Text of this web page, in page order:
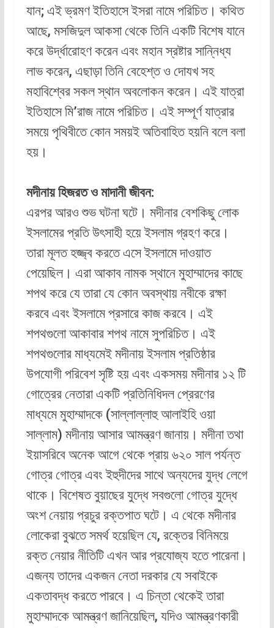
যান; এই ভ্রমণ ইতিহাসে ইসরা নামে পরিচিত। কথিত
আছে, মসজিদুল আকসা থেকে তিনি একটি বিশেষ যানে
করে উর্দ্ধারোহণ করেন এবং মহান স্রষ্টার সান্নিধ্য
লাভ করেন, এছাড়া তিনি বেহেশ্‌ত ও দোযখ সহ
মহাবিশ্বের সকল স্থান অবলোকন করেন। এই যাত্রা
ইতিহাসে মি’রাজ নামে পরিচিত। এই সম্পূর্ণ যাত্রার
সময়ে পৃথিবীতে কোন সময়ই অতিবাহিত হয়নি বলে বলা
হয়।
মদীনায় হিজরত ও মাদানী জীবন:
এরপর আরও শুভ ঘটনা ঘটে। মদীনার বেশকিছু লোক
ইসলামের প্রতি উৎসাহী হয়ে ইসলাম গ্রহণ করে।
তারা মূলত হজ্জ্ব করতে এসে ইসলামে দাওয়াত
পেয়েছিল। এরা আকাব নামক স্থানে মুহাম্মাদের কাছে
শপথ করে যে তারা যে কোন অবস্থায় নবীকে রক্ষা
করবে এবং ইসলামে প্রসারে কাজ করবে। এই
শপথগুলো আকাবার শপথ নামে সুপরিচিত। এই
শপথগুলোর মাধ্যমেই মদীনায় ইসলাম প্রতিষ্ঠার
উপযোগী পরিবেশ সৃষ্টি হয় এবং একসময় মদীনার ১২ টি
গোত্রের নেতারা একটি প্রতিনিধিদল প্রেরণের
মাধ্যমে মুহাম্মাদকে (সাল্লাল্লাহু আলাইহি ওয়া
সাল্লাম) মদীনায় আসার আমন্ত্রণ জানায়। মদীনা তথা
ইয়াসরিবে অনেক আগে থেকে প্রায় ৬২০ সাল পর্যন্ত
গোত্র গোত্র এবং ইহুদীদের সাথে অন্যদের যুদ্ধ লেগে
থাকে। বিশেষত বুয়াছের যুদ্ধে সবগুলো গোত্র যুদ্ধে
অংশ নেয়ায় প্রচুর রক্তপাত ঘটে। এ থেকে মদীনার
লোকেরা বুঝতে সমর্থ হয়েছিল যে, রক্তের বিনিময়ে
রক্ত নেয়ার নীতিটি এখন আর প্রযোজ্য হতে পারেনা।
এজন্য তাদের একজন নেতা দরকার যে সবাইকে
একতাবদ্ধ করতে পারবে। এ চিন্তা থেকেই তারা
মুহাম্মাদকে আমন্ত্রণ জানিয়েছিল, যদিও আমন্ত্রণকারী